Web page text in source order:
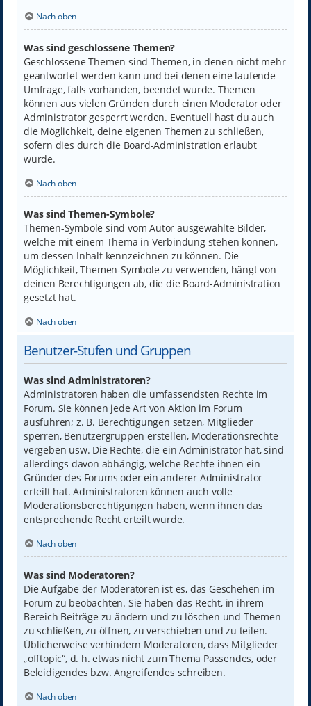
Nach oben
Was sind geschlossene Themen?
Geschlossene Themen sind Themen, in denen nicht mehr
geantwortet werden kann und bei denen eine laufende
Umfrage, falls vorhanden, beendet wurde. Themen
können aus vielen Gründen durch einen Moderator oder
Administrator gesperrt werden. Eventuell hast du auch
die Möglichkeit, deine eigenen Themen zu schließen,
sofern dies durch die Board-Administration erlaubt
wurde.
Nach oben
Was sind Themen-Symbole?
Themen-Symbole sind vom Autor ausgewählte Bilder,
welche mit einem Thema in Verbindung stehen können,
um dessen Inhalt kennzeichnen zu können. Die
Möglichkeit, Themen-Symbole zu verwenden, hängt von
deinen Berechtigungen ab, die die Board-Administration
gesetzt hat.
Nach oben
Benutzer-Stufen und Gruppen
Was sind Administratoren?
Administratoren haben die umfassendsten Rechte im
Forum. Sie können jede Art von Aktion im Forum
ausführen; z. B. Berechtigungen setzen, Mitglieder
sperren, Benutzergruppen erstellen, Moderationsrechte
vergeben usw. Die Rechte, die ein Administrator hat, sind
allerdings davon abhängig, welche Rechte ihnen ein
Gründer des Forums oder ein anderer Administrator
erteilt hat. Administratoren können auch volle
Moderationsberechtigungen haben, wenn ihnen das
entsprechende Recht erteilt wurde.
Nach oben
Was sind Moderatoren?
Die Aufgabe der Moderatoren ist es, das Geschehen im
Forum zu beobachten. Sie haben das Recht, in ihrem
Bereich Beiträge zu ändern und zu löschen und Themen
zu schließen, zu öffnen, zu verschieben und zu teilen.
Üblicherweise verhindern Moderatoren, dass Mitglieder
„offtopic“, d. h. etwas nicht zum Thema Passendes, oder
Beleidigendes bzw. Angreifendes schreiben.
Nach oben